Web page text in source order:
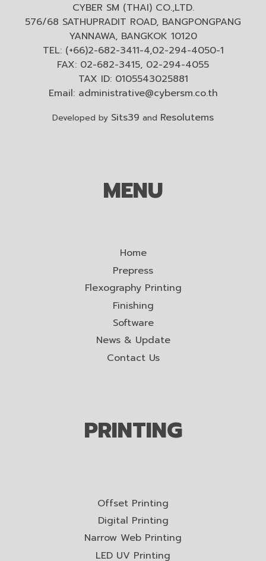
CYBER SM (THAI) CO.,LTD.
576/68 SATHUPRADIT ROAD, BANGPONGPANG
YANNAWA, BANGKOK 10120
TEL: (+66)2-682-3411-4,02-294-4050-1
FAX: 02-682-3415, 02-294-4055
TAX ID: 0105543025881
Email: administrative@cybersm.co.th
Developed by Sits39 and Resolutems
MENU
Home
Prepress
Flexography Printing
Finishing
Software
News & Update
Contact Us
PRINTING
Offset Printing
Digital Printing
Narrow Web Printing
LED UV Printing